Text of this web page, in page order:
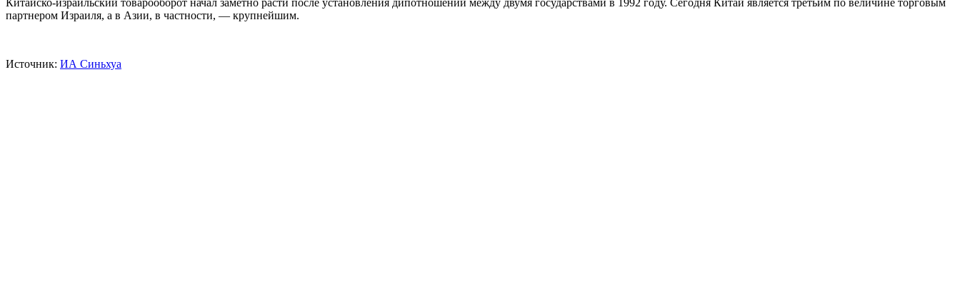
Китайско-израильский товарооборот начал заметно расти после установления дипотношений между двумя государствами в 1992 году. Сегодня Китай является третьим по величине торговым
партнером Израиля, а в Азии, в частности, — крупнейшим.
Источник: ИА Синьхуа